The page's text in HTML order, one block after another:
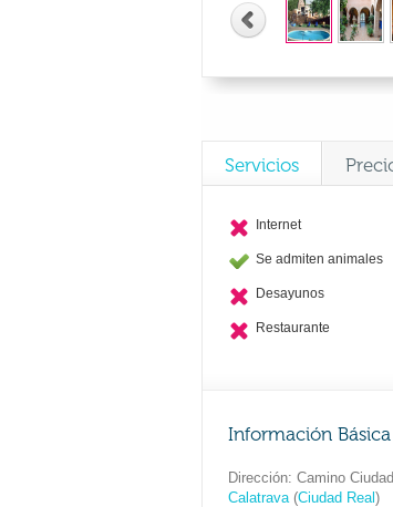
Servicios
Internet
Se admiten animales
Desayunos
Restaurante
Información Básica
Dirección Camino
Calatrava (Ciudad Real)